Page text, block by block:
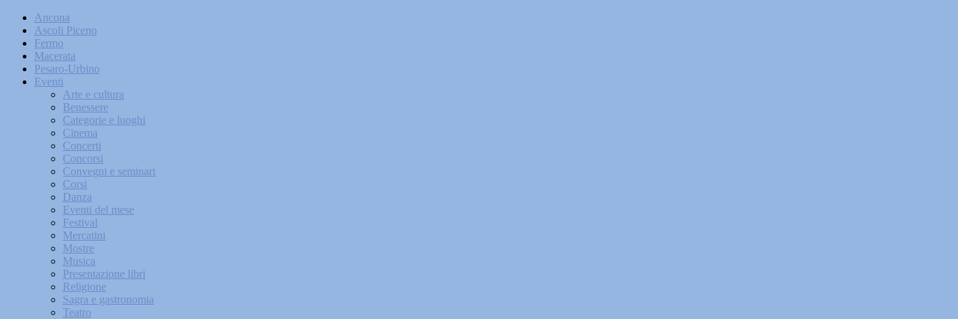
Ancona
Ascoli Piceno
Fermo
Macerata
Pesaro-Urbino
Eventi
Arte e cultura
Benessere
Categorie e luoghi
Cinema
Concerti
Concorsi
Convegni e seminari
Corsi
Danza
Eventi del mese
Festival
Mercatini
Mostre
Musica
Presentazione libri
Religione
Sagra e gastronomia
Teatro